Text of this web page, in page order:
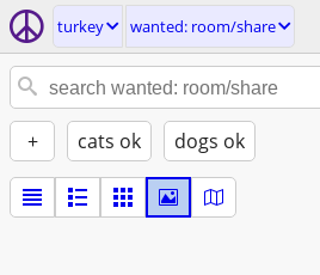
turkey wanted: room/share
+ cats ok dogs ok